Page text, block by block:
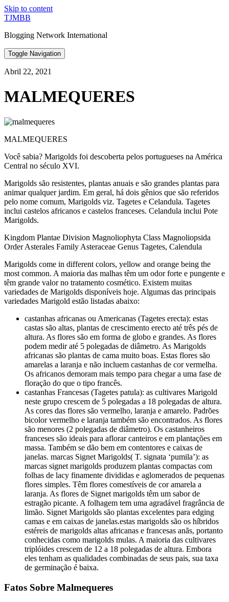
Skip to content
TJMBB
Blogging Network International
Toggle Navigation
Abril 22, 2021
MALMEQUERES
MALMEQUERES
Você sabia? Marigolds foi descoberta pelos portugueses na América
Central no século XVI.
Marigolds são resistentes, plantas anuais e são grandes plantas para
animar qualquer jardim. Em geral, há dois gênios que são referidos
pelo nome comum, Marigolds viz. Tagetes e Celandula. Tagetes
inclui castelos africanos e castelos franceses. Celandula inclui Pote
Marigolds.
Kingdom Plantae Division Magnoliophyta Class Magnoliopsida
Order Asterales Family Asteraceae Genus Tagetes, Calendula
Marigolds come in different colors, yellow and orange being the
most common. A maioria das malhas têm um odor forte e pungente e
têm grande valor no tratamento cosmético. Existem muitas
variedades de Marigolds disponíveis hoje. Algumas das principais
variedades Marigold estão listadas abaixo:
castanhas africanas ou Americanas (Tagetes erecta): estas
castas são altas, plantas de crescimento erecto até três pés de
altura. As flores são em forma de globo e grandes. As flores
podem medir até 5 polegadas de diâmetro. As Marigolds
africanas são plantas de cama muito boas. Estas flores são
amarelas a laranja e não incluem castanhas de cor vermelha.
Os africanos demoram mais tempo para chegar a uma fase de
floração do que o tipo francês.
castanhas Francesas (Tagetes patula): as cultivares Marigold
neste grupo crescem de 5 polegadas a 18 polegadas de altura.
As cores das flores são vermelho, laranja e amarelo. Padrões
bicolor vermelho e laranja também são encontrados. As flores
são menores (2 polegadas de diâmetro). Os castanheiros
franceses são ideais para aflorar canteiros e em plantações em
massa. Também se dão bem em contentores e caixas de
janelas. marcas Signet Marigolds( T. signata ‘pumila’): as
marcas signet marigolds produzem plantas compactas com
folhas de lacy finamente divididas e aglomerados de pequenas
flores simples. Têm flores comestíveis de cor amarela a
laranja. As flores de Signet marigolds têm um sabor de
estragão picante. A folhagem tem uma agradável fragrância de
limão. Signet Marigolds são plantas excelentes para edging
camas e em caixas de janelas.estas marigolds são os híbridos
estéreis de marigolds altas africanas e francesas anãs, portanto
conhecidas como marigolds mulas. A maioria das cultivares
triplóides crescem de 12 a 18 polegadas de altura. Embora
eles tenham as qualidades combinadas de seus pais, sua taxa
de germinação é baixa.
Fatos Sobre Malmequeres